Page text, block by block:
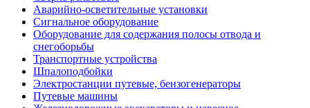
Аварийно-осветительные установки
Сигнальное оборудование
Оборудование для содержания полосы отвода и
снегоборьбы
Транспортные устройства
Шпалоподбойки
Электростанции путевые, бензогенераторы
Путевые машины